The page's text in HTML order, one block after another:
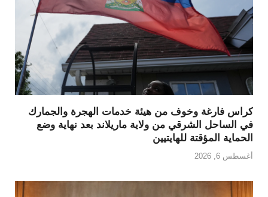
كراس فارغة وخوف من هيئة خدمات الهجرة والجمارك
في الساحل الشرقي من ولاية ماريلاند بعد نهاية وضع
الحماية المؤقتة للهايتيين
أغسطس 6, 2026